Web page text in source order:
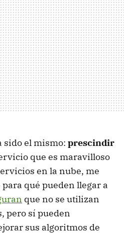
sido el mismo: prescindir
que es maravilloso
en la nube, me
qué pueden llegar a
que no se utilizan
pero sí pueden
sus algoritmos de